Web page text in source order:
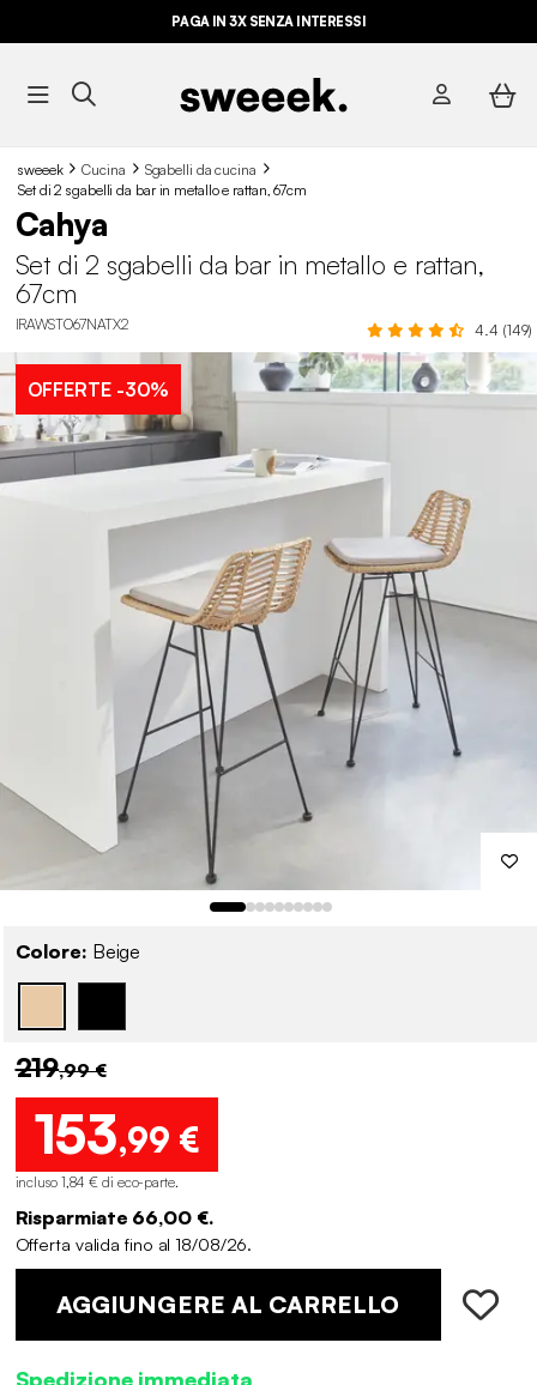
PAGA IN 3X SENZA INTERESSI
sweeek Cucina
Sgabelli da cucina​
Set di 2 sgabelli da bar in metallo e rattan, 67cm
Cahya
Set di 2 sgabelli da bar in metallo e rattan,
67cm
IRAWSTO67NATX2 4.4 (149)
OFFERTE-30%
Colore: Beige
219,99 €
153,99 €
incluso 1,84 € di eco-parte.
Risparmiate 66,00 €.
Offerta valida fino al 18/08/26.
AGGIUNGERE AL CARRELLO
Spedizione immediata